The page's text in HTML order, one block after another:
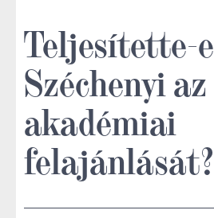
Teljesítette-e
Széchenyi az
akadémiai
felajánlását?